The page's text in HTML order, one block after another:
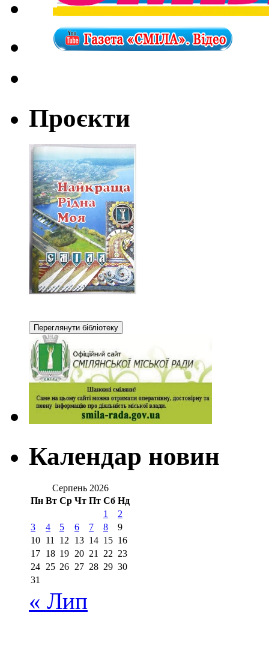
Проєкти
Календар новин
Серпень 2026
Пн Вт Ср Чт Пт Сб Нд
1
2
3
4 5 6 7 8
9
10 11 12 13 14 15 16
17 18 19 20 21 22 23
24 25 26 27 28 29 30
31
« Лип